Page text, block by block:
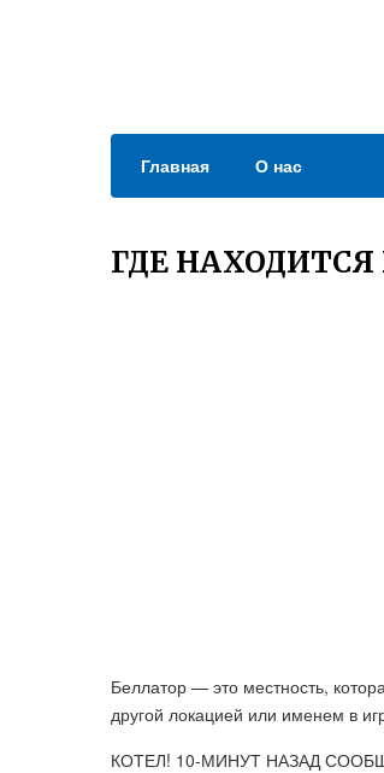
Главная О нас
ГДЕ
Беллатор — это местность,
другой локацией или именем в
КОТЕЛ! 10-МИНУТ НАЗАД